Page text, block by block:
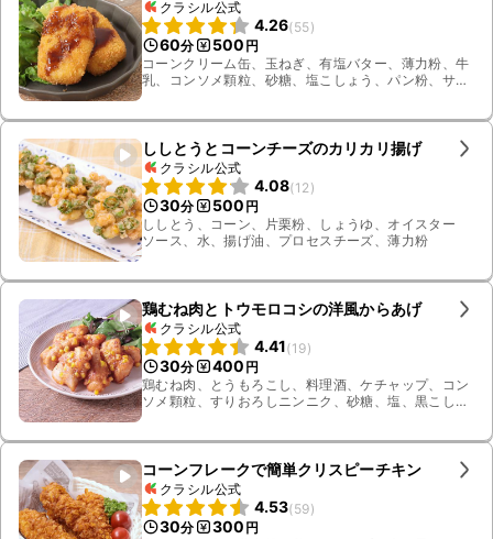
クラシル公式
4.26(55)
60分 500 円
コーンクリーム缶、玉ねぎ、有塩バター、薄力粉、牛
乳、コンソメ顆粒、砂糖、塩こしょう、パン粉、サ
ししとうとコーンチーズのカリカリ揚げ
クラシル公式
4.08(12 )
30分 500 円
ししとう、コーン、片栗粉、しょうゆ、オイスター
ソース、水、揚げ油、プロセスチーズ、薄力粉
鶏むね肉とトウモロコシの洋風からあげ
クラシル公式
4.41(19)
30分 400 円
鶏むね肉、とうもろこし、料理酒、ケチャップ、コン
ソメ顆粒、すりおろしニンニク、砂糖、塩、黒こしょ
コーンフレークで簡単クリスピーチキン
クラシル公式
4.53(59)
30分 300 円